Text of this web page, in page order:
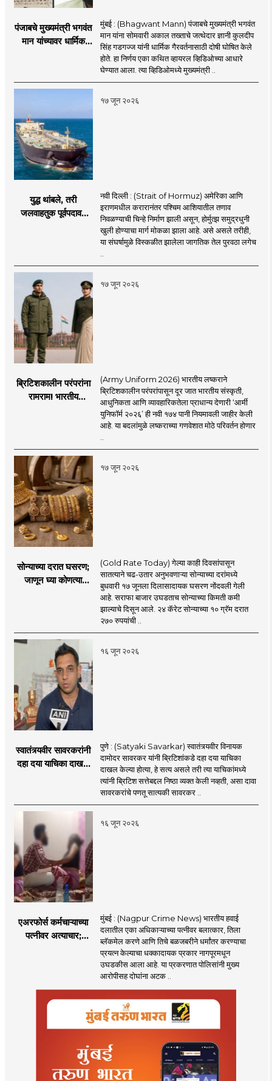
पंजाबचे मुख्यमंत्री भगवंत
मान यांच्यावर धार्मिक
खळबळ
मुंबई : (Bhagwant Mann) पंजाबचे मुख्यमंत्री भगवंत
मान यांना सोमवारी अकाल तख्ताचे जत्थेदार ज्ञानी कुलदीप
सिंह गडगज्ज यांनी धार्मिक गैरवर्तनासाठी दोषी घोषित केले
होते. हा निर्णय एका कथित व्हायरल व्हिडिओच्या आधारे
घेण्यात आला. त्या व्हिडिओमध्ये मुख्यमंत्री ..
१७ जून २०२६
युद्ध थांबले, तरी
जलवाहतुक पूर्वपदावर
चिंता.
नवी दिल्ली : (Strait of Hormuz) अमेरिका आणि
इराणमधील करारानंतर पश्चिम आशियातील तणाव
निवळण्याची चिन्हे निर्माण झाली असून, होर्मुत्झ समुद्रधुनी
खुली होण्याचा मार्ग मोकळा झाला आहे. असे असले तरीही,
या संघर्षामुळे विस्कळीत झालेला जागतिक तेल पुरवठा लगेच
१७ जून २०२६
ब्रिटिशकालीन परंपरांना
रामराम! भारतीय
(Army Uniform 2026) भारतीय लष्कराने
ब्रिटिशकालीन परंपरांपासून दूर जात भारतीय संस्कृती,
आधुनिकता आणि व्यावहारिकतेला प्राधान्य देणारी ‘आर्मी
युनिफॉर्म २०२६’ ही नवी १७४ पानी नियमावली जाहीर केली
आहे. या बदलांमुळे लष्कराच्या गणवेशात मोठे परिवर्तन होणार
१७ जून २०२६
सोन्याच्या दरात घसरण;
जाणून घ्या कोणत्या
(Gold Rate Today) गेल्या काही दिवसांपासून
सातत्याने चढ-उतार अनुभवणाऱ्या सोन्याच्या दरांमध्ये
बुधवारी १७ जूनला दिलासादायक घसरण नोंदवली गेली
आहे. सराफा बाजार उघडताच सोन्याच्या किमती कमी
झाल्याचे दिसून आले. २४ कॅरेट सोन्याच्या १० ग्रॅम दरात
२७० रुपयांची ..
१६ जून २०२६
स्वातंत्र्यवीर सावरकरांनी
दहा दया याचिका दाखल
निष्ठा व्यक्त केली नाही’!
पणतू सात्यकी सावरकर
यांनी न्यायालयात सादर
केला दावा
पुणे : (Satyaki Savarkar) स्वातंत्र्यवीर विनायक
दामोदर सावरकर यांनी ब्रिटिशांकडे दहा दया याचिका
दाखल केल्या होत्या, हे सत्य असले तरी त्या याचिकांमध्ये
त्यांनी ब्रिटिश सत्तेबद्दल निष्ठा व्यक्त केली नव्हती, असा दावा
सावरकरांचे पणतू सात्यकी सावरकर ..
१६ जून २०२६
एअरफोर्स कर्मचाऱ्याच्या
पत्नीवर अत्याचार;
मुंबई : (Nagpur Crime News) भारतीय हवाई
दलातील एका अधिकाऱ्याच्या पत्नीवर बलात्कार, तिला
ब्लॅकमेल करणे आणि तिचे बळजबरीने धर्मांतर करण्याचा
प्रयत्न केल्याचा धक्कादायक प्रकार नागपूरमधून
उघडकीस आला आहे. या प्रकरणात पोलिसांनी मुख्य
आरोपीसह दोघांना अटक ..